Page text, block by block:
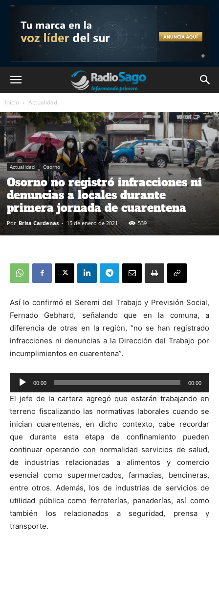
Inicio Actualidad
Actualidad Osorno
Osorno no registró infracciones ni
denuncias a locales durante
primera jornada de cuarentena
Por Brisa Cardenas - 15 de enero de 2021 539
Así lo confirmó el Seremi del Trabajo y Previsión Social,
Fernado Gebhard, señalando que en la comuna, a
diferencia de otras en la región, “no se han registrado
infracciones ni denuncias a la Dirección del Trabajo por
incumplimientos en cuarentena”.
Reproductor
de
audio
00:00 00:00
El jefe de la cartera agregó que estarán trabajando en
terreno fiscalizando las normativas laborales cuando se
inician cuarentenas, en dicho contexto, cabe recordar
que durante esta etapa de confinamiento pueden
continuar operando con normalidad servicios de salud,
de industrias relacionadas a alimentos y comercio
esencial como supermercados, farmacias, bencineras,
entre otros. Además, los de industrias de servicios de
utilidad pública como ferreterías, panaderías, así como
también los relacionados a seguridad, prensa y
transporte.